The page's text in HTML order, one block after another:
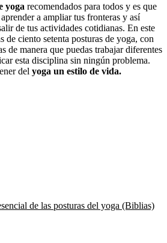
yoga recomendados para todos y es que
a ampliar tus fronteras y así
de tus actividades cotidianas. En este
de ciento setenta posturas de yoga, con
de manera que puedas trabajar diferentes
esta disciplina sin ningún problema.
del yoga un estilo de vida.
de las posturas del yoga (Biblias)